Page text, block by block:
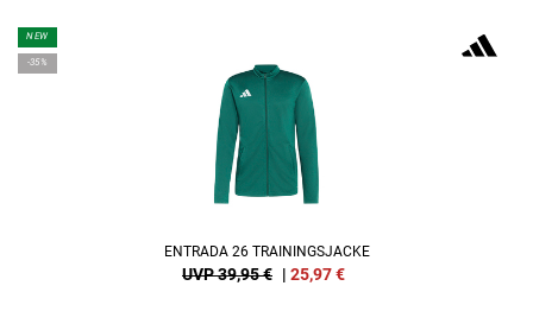
NEW
-35%
ENTRADA 26 TRAININGSJACKE
UVP 39,95 € | 25,97€